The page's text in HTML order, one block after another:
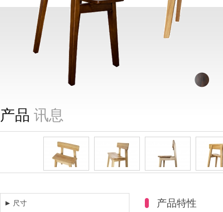
产品 讯息
尺寸 产品特性